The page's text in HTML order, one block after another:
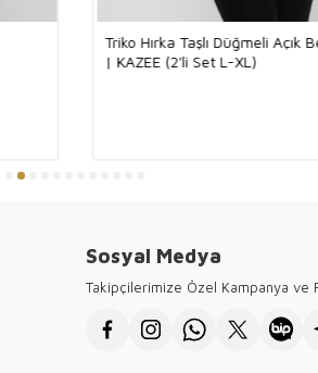
●Kazee
toptan
Triko Hırka Taşlı Düğmeli Açık
| KAZEE (2'li Set L-XL)
Sosyal Medya
Takipçilerimize Özel Kampanya ve